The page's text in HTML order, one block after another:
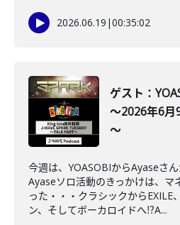
2026.06.19 |00:35:02
ゲスト：
～2026年6月
～
今週は、YOASOBIからAyaseさ
Ayaseソロ活動のきっかけは、マ
った・・・クラシックからEXILE
ン、そしてボーカロイドへ⁉A...